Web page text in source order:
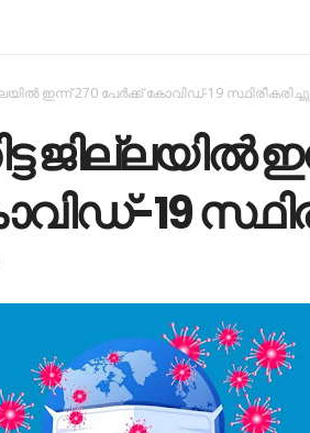
ഇന്ന് 270 പേര്‍ക്ക് കോവിഡ്-19 സ്ഥിരീകരിച്ചു.
ജില്ലയില്‍
19